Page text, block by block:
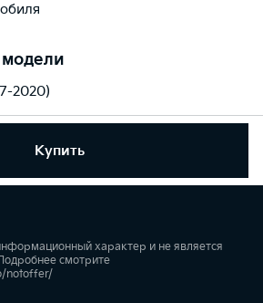
Купить
модели
2020)
характер и не является
смотрите
notoffer/